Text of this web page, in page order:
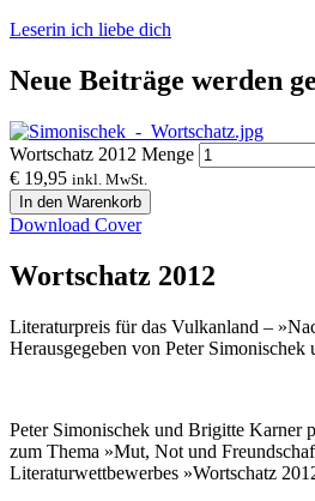
Leserin ich liebe dich
Neue Beiträge werden
Wortschatz 2012 Menge
€ 19,95 inkl. MwSt.
In den Warenkorb
Download Cover
Wortschatz 2012
Literaturpreis für das Vulkanland –
Herausgegeben von Peter
Peter Simonischek und Brigitte Karner
zum Thema »Mut, Not und
Literaturwettbewerbes »Wortschatz